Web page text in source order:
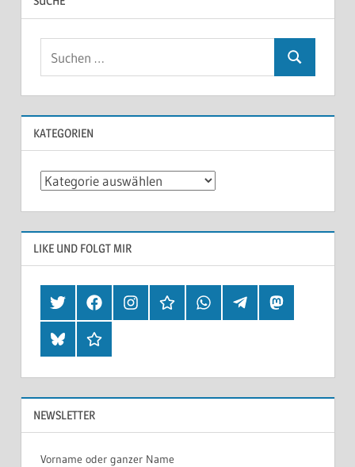
KATEGORIEN
Kategorien
LIKE UND FOLGT MIR
TwitterFacebookInstagramHearthisWhatsappTelegramMastodon
BlueskyThreads
NEWSLETTER
Vorname oder ganzer Name